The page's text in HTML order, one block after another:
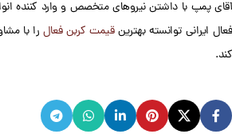
آقای پمپ با داشتن نیروهای متخصص و وارد کننده
فعال ایرانی توانسته بهترینقیمت کربن فعالرا با
کند.